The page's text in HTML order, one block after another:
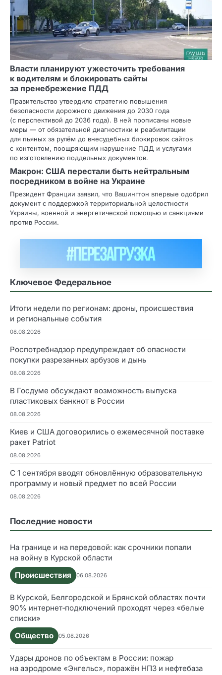
Власти планируют ужесточить требования
к водителям и блокировать сайты
за пренебрежение ПДД
Правительство утвердило стратегию повышения
безопасности дорожного движения до 2030 года
(с перспективой до 2036 года). В ней прописаны новые
меры — от обязательной диагностики и реабилитации
для пьяных за рулём до внесудебных блокировок сайтов
с контентом, поощряющим нарушение ПДД и услугами
по изготовлению поддельных документов.
Макрон: США перестали быть нейтральным
посредником в войне на Украине
Президент Франции заявил, что Вашингтон впервые одобрил
документ с поддержкой территориальной целостности
Украины, военной и энергетической помощью и санкциями
против России.
Ключевое Федеральное
Итоги недели по регионам: дроны, происшествия
и региональные события
08.08.2026
Роспотребнадзор предупреждает об опасности
покупки разрезанных арбузов и дынь
08.08.2026
В Госдуме обсуждают возможность выпуска
пластиковых банкнот в России
08.08.2026
Киев и США договорились о ежемесячной поставке
ракет Patriot
08.08.2026
С 1 сентября вводят обновлённую образовательную
программу и новый предмет по всей России
08.08.2026
Последние новости
На границе и на передовой: как срочники попали
на войну в Курской области
Происшествия
06.08.2026
В Курской, Белгородской и Брянской областях почти
90% интернет‑подключений проходят через «белые
списки»
Общество
05.08.2026
Удары дронов по объектам в России: пожар
на аэродроме «Энгельс», поражён НПЗ и нефтебаза